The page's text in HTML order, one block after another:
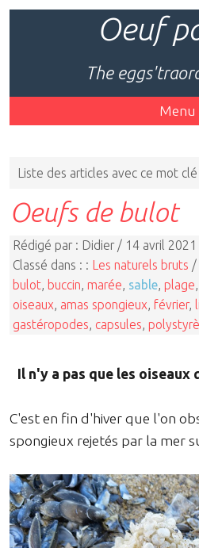
Oeuf
The
Menu
Liste des articles avec ce mot clé
Oeufs de bulot
Rédigé par : Didier / 14 avril
Classé dans : : Les naturels bruts /
bulot buccin marée sable plage
oiseaux amas spongieux février,
gastéropodes capsules
Il n'y a pas que les
C'est en fin d'hiver que l'on
spongieux rejetés par la mer